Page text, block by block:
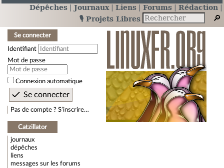
Dépêches Journaux Liens Forums
Rédaction
🎙️ Projets Libres
Se connecter
Identifiant
Mot de passe
Connexion automatique
Pas de compte ? S’inscrire…
Catzillator
journaux
dépêches
liens
messages sur les forums